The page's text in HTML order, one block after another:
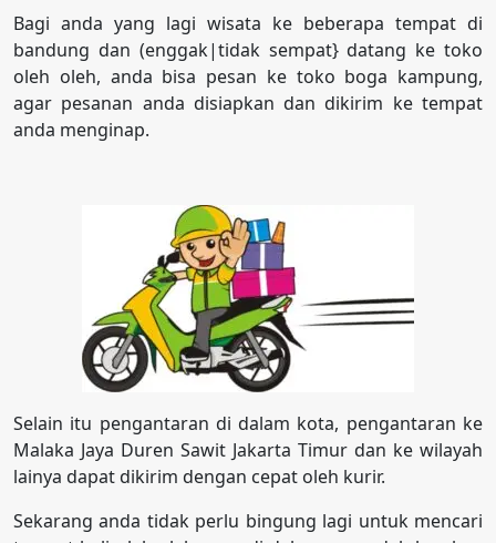
Bagi anda yang lagi wisata ke beberapa tempat di
bandung dan (enggak|tidak sempat} datang ke toko
oleh oleh, anda bisa pesan ke toko boga kampung,
agar pesanan anda disiapkan dan dikirim ke tempat
anda menginap.
Selain itu pengantaran di dalam kota, pengantaran ke
Malaka Jaya Duren Sawit Jakarta Timur dan ke wilayah
lainya dapat dikirim dengan cepat oleh kurir.
Sekarang anda tidak perlu bingung lagi untuk mencari